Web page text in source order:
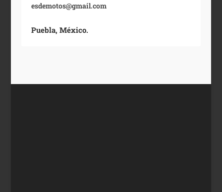
esdemotos@gmail.com
Puebla, México.